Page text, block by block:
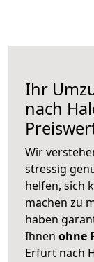
Ihr
nach
Wir
stressig
helfen, sich
machen zu
haben
Ihnen ohne
Erfurt nach